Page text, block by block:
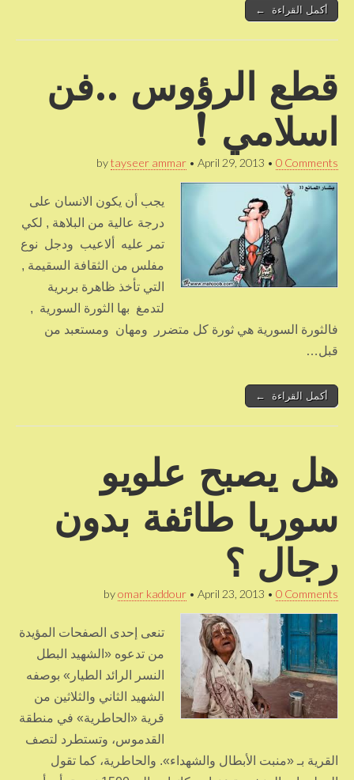
أكمل القراءة ←
قطع الرؤوس ..فن
اسلامي !
bytayseer ammar • April 29, 2013 • 0 Comments
يجب أن يكون الانسان على
درجة عالية من البلاهة , لكي
تمر عليه ألاعيب ودجل نوع
مفلس من الثقافة السقيمة ,
التي تأخذ ظاهرة بربرية
لتدمغ بها الثورة السورية ,
فالثورة السورية هي ثورة كل متضرر ومهان ومستعبد من
قبل…
أكمل القراءة ←
هل يصبح علويو
سوريا طائفة بدون
رجال ؟
byomar kaddour • April 23, 2013 • 0 Comments
تنعى إحدى الصفحات المؤيدة
من تدعوه «الشهيد البطل
النسر الرائد الطيار» بوصفه
الشهيد الثاني والثلاثين من
قرية «الحاطرية» في منطقة
القدموس، وتستطرد لتصف
القرية بـ «منبت الأبطال والشهداء». والحاطرية، كما تقول